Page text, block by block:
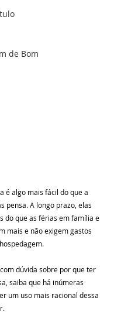
de Bom
é algo mais fácil do que a
pensa. A longo prazo, elas
do que as férias em família e
mais e não exigem gastos
dúvida sobre por que ter
saiba que há inúmeras
um uso mais racional dessa